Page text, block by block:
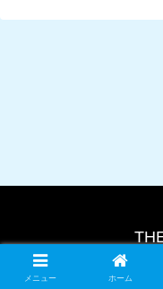
©
メニュー ホーム